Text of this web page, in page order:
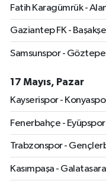
Fatih Karagümrük -
Gaziantep FK -
Samsunspor - Göztepe
17 Mayıs, Pazar
Kayserispor -
Fenerbahçe - Eyüpspor
Trabzonspor -
Kasımpaşa -